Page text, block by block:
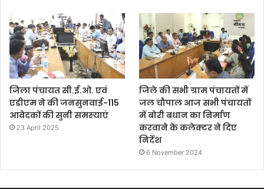
जिला पंचायत सी.ई.ओ. एवं
एडीएम ने की जनसुनवाई-115
आवेदकों की सुनी समस्‍याएं
23 April 2025
जिले की सभी ग्राम पंचायतों में
जल चौपाल आज सभी पंचायतों
में बोरी बधान का निर्माण
करवाने के कलेक्‍टर ने दिए
निर्देश
6 November 2024